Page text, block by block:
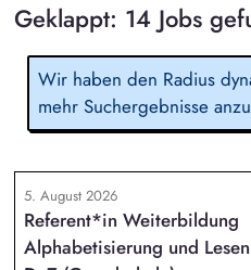
Geklappt: 14 Jobs
Wir haben den Radius
mehr Suchergebnisse
5. August 2026
Referent*in Weiterbildung
Alphabetisierung und